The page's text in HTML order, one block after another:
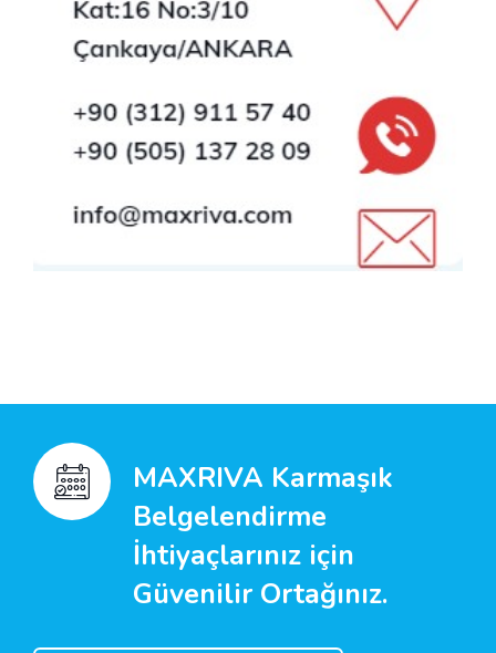
MAXRIVA Karmaşık
Belgelendirme
İhtiyaçlarınız için
Güvenilir Ortağınız.